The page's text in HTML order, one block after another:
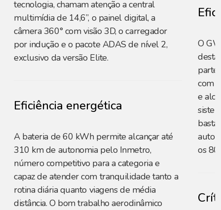
tecnologia, chamam atenção a central
multimídia de 14,6”, o painel digital, a
câmera 360° com visão 3D, o carregador
por indução e o pacote ADAS de nível 2,
exclusivo da versão Elite.
Eficiência energética
A bateria de 60 kWh permite alcançar até
310 km de autonomia pelo Inmetro,
número competitivo para a categoria e
capaz de atender com tranquilidade tanto a
rotina diária quanto viagens de média
distância. O bom trabalho aerodinâmico
O
parte
com
e
os